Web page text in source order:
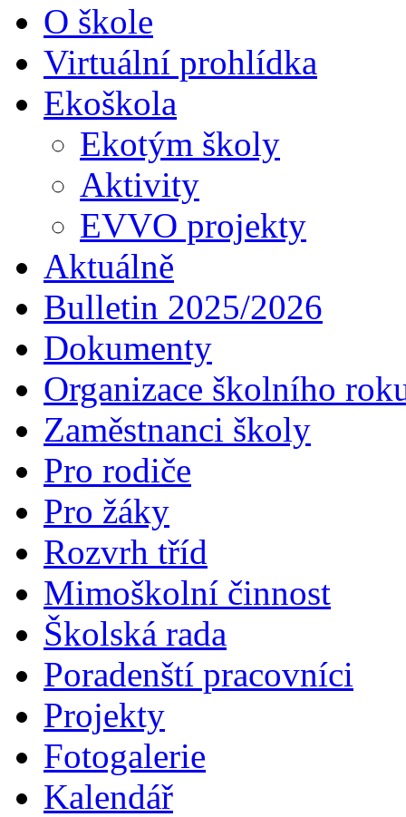
O škole
Virtuální prohlídka
Ekoškola
Ekotým školy
Aktivity
EVVO projekty
Aktuálně
Bulletin 2025/2026
Dokumenty
Organizace školního
Zaměstnanci školy
Pro rodiče
Pro žáky
Rozvrh tříd
Mimoškolní činnost
Školská rada
Poradenští pracovníci
Projekty
Fotogalerie
Kalendář